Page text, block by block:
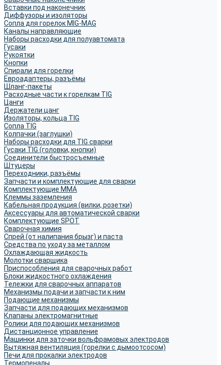
Вставки под наконечник
Диффузоры и изоляторы
Сопла для горелок MIG-MAG
Каналы направляющие
Наборы расходки для полуавтомата
Гусаки
Рукоятки
Кнопки
Спирали для горелки
Евроадаптеры, разъёмы
Шланг-пакеты
Расходные части к горелкам TIG
Цанги
Держатели цанг
Изоляторы, кольца TIG
Сопла TIG
Колпачки (заглушки)
Наборы расходки для TIG сварки
Гусаки TIG (головки, кнопки)
Соединители быстросъемные
Штуцеры
Переходники, разъёмы
Запчасти и комплектующие для сварки
Комплектующие ММА
Клеммы заземления
Кабельная продукция (вилки, розетки)
Аксессуары для автоматической сварки
Комплектующие SPOT
Сварочная химия
Спрей (от налипания брызг) и паста
Средства по уходу за металлом
Охлаждающая жидкость
Молотки сварщика
Приспособления для сварочных работ
Блоки жидкостного охлаждения
Тележки для сварочных аппаратов
Механизмы подачи и запчасти к ним
Подающие механизмы
Запчасти для подающих механизмов
Клапаны электромагнитные
Ролики для подающих механизмов
Дистанционное управление
Машинки для заточки вольфрамовых электродов
Вытяжная вентиляция (горелки с дымоотсосом)
Печи для прокалки электродов
Термопеналы